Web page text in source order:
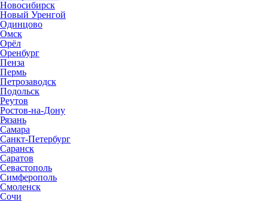
Новосибирск
Новый Уренгой
Одинцово
Омск
Орёл
Оренбург
Пенза
Пермь
Петрозаводск
Подольск
Реутов
Ростов-на-Дону
Рязань
Самара
Санкт-Петербург
Саранск
Саратов
Севастополь
Симферополь
Смоленск
Сочи